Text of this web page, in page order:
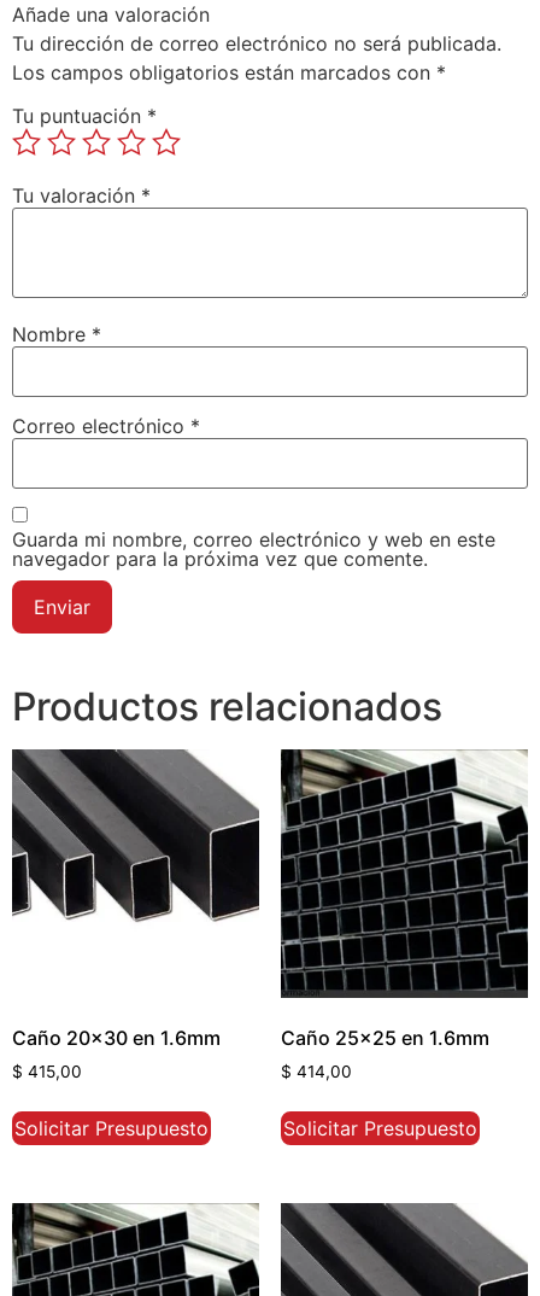
Añade una valoración
Tu dirección de correo electrónico no será publicada.
Los campos obligatorios están marcados con *
Tu puntuación *
Tu valoración *
Nombre *
Correo electrónico *
Guarda mi nombre, correo electrónico y web en este
navegador para la próxima vez que comente.
Productos relacionados
Caño 20×30 en 1.6mm
$ 415,00
Solicitar Presupuesto
Caño 25×25 en 1.6mm
$ 414,00
Solicitar Presupuesto